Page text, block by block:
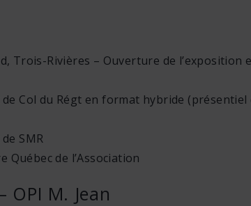
Trois-Rivières – Ouverture de l’exposition
Col du Régt en format hybride (présentiel
SMR
Québec de l’Association
OPI M. Jean